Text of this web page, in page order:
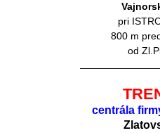
pri
800 m
od
centrála